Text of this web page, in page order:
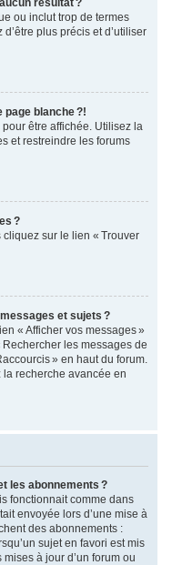
résultat ?
ou inclut trop de termes
plus précis et d’utiliser
page blanche ?!
être affichée. Utilisez la
et restreindre les forums
?
sur le lien « Trouver
et sujets ?
« Afficher vos messages »
les messages de
» en haut du forum.
recherche avancée en
les abonnements ?
fonctionnait comme dans
envoyée lors d’une mise à
des abonnements :
sujet en favori est mis
à jour d’un forum ou